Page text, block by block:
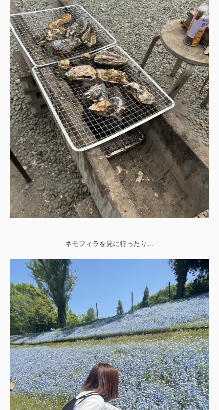
ネモフィラを見に行ったり…